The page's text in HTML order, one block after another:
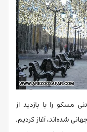
را با بازدید از
شده‌اند، آغاز کردیم.